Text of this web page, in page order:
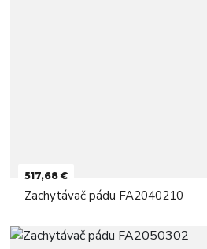
517,68 €
Zachytávač pádu FA2040210